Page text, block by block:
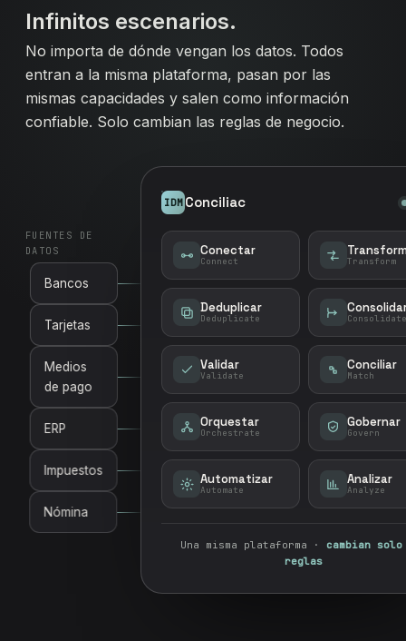
Infinitos escenarios.
No importa de dónde vengan los datos. Todos
entran a la misma plataforma, pasan por las
mismas capacidades y salen como información
confiable. Solo cambian las reglas de negocio.
FUENTES DE
DATOS
Bancos
Tarjetas
Medios
de pago
ERP
Impuestos
Nómina
IDM Conciliac
Conectar
Connect Transform
Deduplicar
Deduplicate Consolidate
Validar
Validate
Conciliar
Match
Orquestar
Orchestrate
Gobernar
Govern
Automatizar
Automate
Analizar
Analyze
Una misma plataforma · cambian
reglas